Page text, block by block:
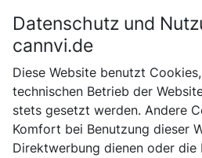
Startseite Sensi Seeds
Candy Buds Automatic
Bitte bestätige dein Alter
Bist du schon 18 Jahre alt?
Datenschutz und
cannvi.de
Diese Website benutzt
technischen Betrieb der
stets gesetzt werden. Andere
Komfort bei Benutzung dieser
Direktwerbung dienen oder